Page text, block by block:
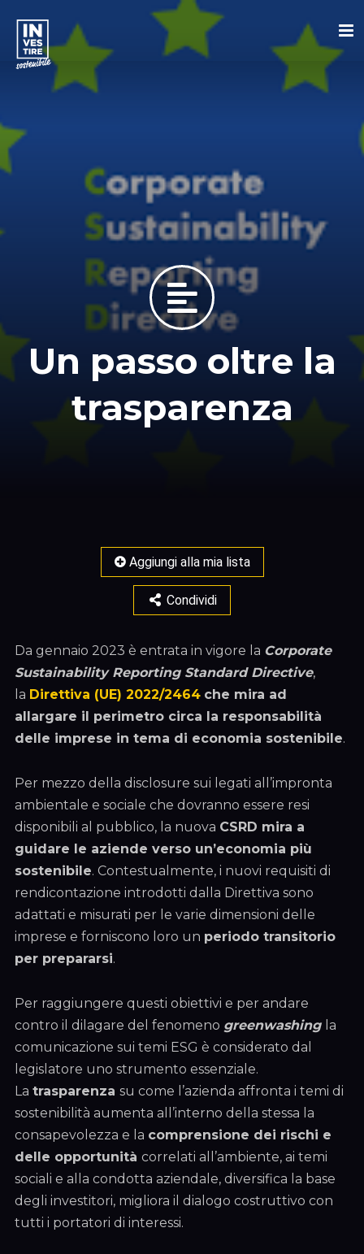
Un passo oltre la
trasparenza
Aggiungi alla mia lista
Condividi
Da gennaio 2023 è entrata in vigore la Corporate
Sustainability Reporting Standard Directive,
la Direttiva (UE) 2022/2464 che mira ad
allargare il perimetro circa la responsabilità
delle imprese in tema di economia sostenibile.
Per mezzo della disclosure sui legati all’impronta
ambientale e sociale che dovranno essere resi
disponibili al pubblico, la nuova CSRD mira a
guidare le aziende verso un’economia più
sostenibile. Contestualmente, i nuovi requisiti di
rendicontazione introdotti dalla Direttiva sono
adattati e misurati per le varie dimensioni delle
imprese e forniscono loro un periodo transitorio
per prepararsi.
Per raggiungere questi obiettivi e per andare
contro il dilagare del fenomeno greenwashing la
comunicazione sui temi ESG è considerato dal
legislatore uno strumento essenziale.
La trasparenza su come l’azienda affronta i temi di
sostenibilità aumenta all’interno della stessa la
consapevolezza e la comprensione dei rischi e
delle opportunità correlati all’ambiente, ai temi
sociali e alla condotta aziendale, diversifica la base
degli investitori, migliora il dialogo costruttivo con
tutti i portatori di interessi.